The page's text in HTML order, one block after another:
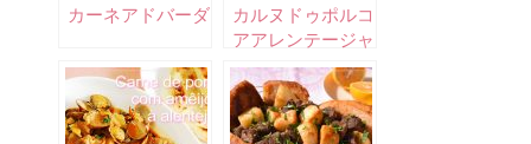
カーネアドバーダ
カルヌドゥポルコ
アアレンテージャ
ーナ